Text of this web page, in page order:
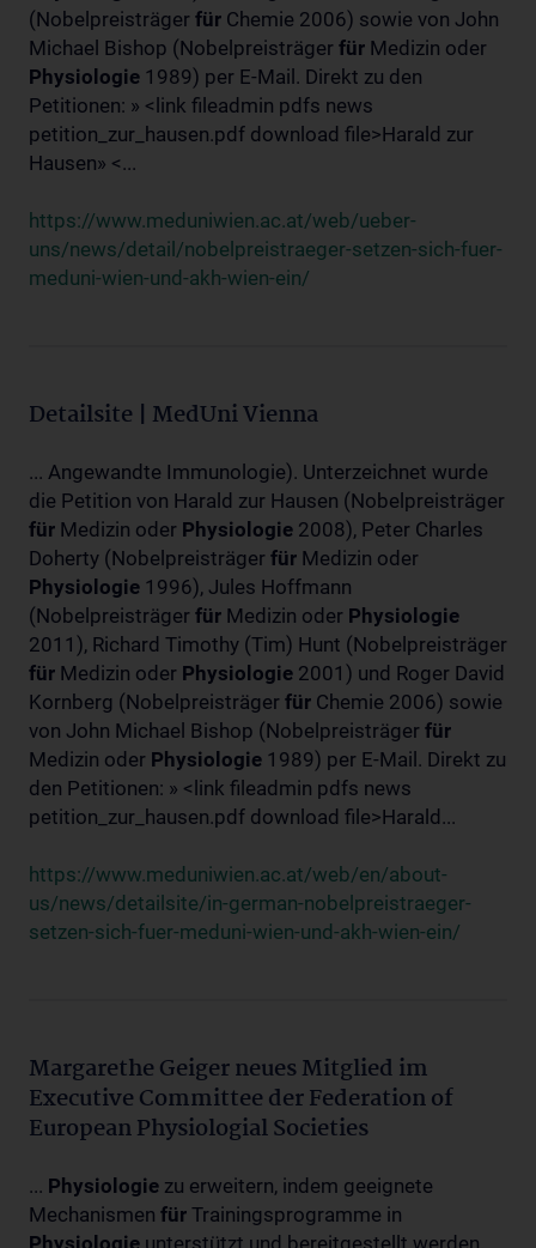
(Nobelpreisträger für Chemie 2006) sowie von John
Michael Bishop (Nobelpreisträger für Medizin oder
Physiologie 1989) per E-Mail. Direkt zu den
Petitionen: » <link fileadmin pdfs news
petition_zur_hausen.pdf download file>Harald zur
Hausen» <...
https://www.meduniwien.ac.at/web/ueber-
uns/news/detail/nobelpreistraeger-setzen-sich-fuer-
meduni-wien-und-akh-wien-ein/
Detailsite | MedUni Vienna
... Angewandte Immunologie). Unterzeichnet wurde
die Petition von Harald zur Hausen (Nobelpreisträger
für Medizin oder Physiologie 2008), Peter Charles
Doherty (Nobelpreisträger für Medizin oder
Physiologie 1996), Jules Hoffmann
(Nobelpreisträger für Medizin oder Physiologie
2011), Richard Timothy (Tim) Hunt (Nobelpreisträger
für Medizin oder Physiologie 2001) und Roger David
Kornberg (Nobelpreisträger für Chemie 2006) sowie
von John Michael Bishop (Nobelpreisträger für
Medizin oder Physiologie 1989) per E-Mail. Direkt zu
den Petitionen: » <link fileadmin pdfs news
petition_zur_hausen.pdf download file>Harald...
https://www.meduniwien.ac.at/web/en/about-
us/news/detailsite/in-german-nobelpreistraeger-
setzen-sich-fuer-meduni-wien-und-akh-wien-ein/
Margarethe Geiger neues Mitglied im
Executive Committee der Federation of
European Physiologial Societies
... Physiologie zu erweitern, indem geeignete
Mechanismen für Trainingsprogramme in
Physiologie unterstützt und bereitgestellt werden.